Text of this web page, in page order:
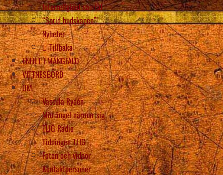
Interreligiöst samtal
“Sprid budskapen”!
Nyheter
Tillbaka
ENHET I MÅNGFALD
VITTNESBÖRD
OM
Vassula Rydén
Min ängel närmar sig
TLIG Radio
Tidningen TLIG
Foton och videor
Kontaktpersoner